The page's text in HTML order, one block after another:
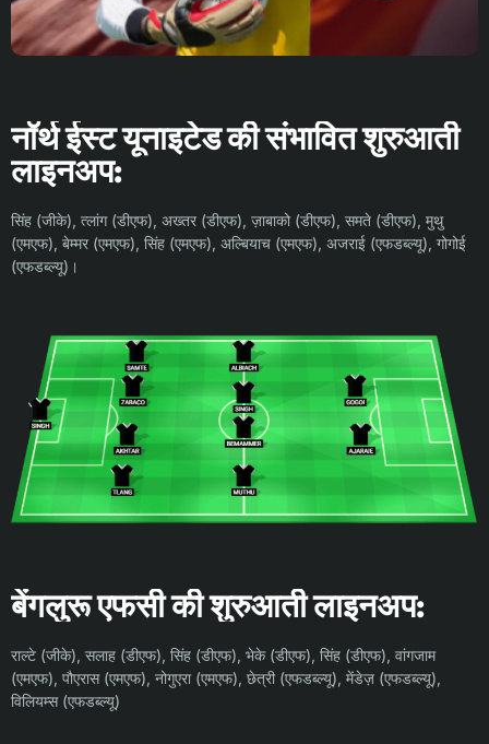
नॉर्थ ईस्ट यूनाइटेड की संभावित शुरुआती
लाइनअप:
सिंह (जीके), त्लांग (डीएफ), अख्तर (डीएफ), ज़ाबाको (डीएफ), समते (डीएफ), मुथु
(एमएफ), बेम्मर (एमएफ), सिंह (एमएफ), अल्बियाच (एमएफ), अजराई (एफडब्ल्यू), गोगोई
(एफडब्ल्यू)।
बेंगलुरू एफसी की शुरुआती लाइनअप:
राल्टे (जीके), सलाह (डीएफ), सिंह (डीएफ), भेके (डीएफ), सिंह (डीएफ), वांगजाम
(एमएफ), पौएरास (एमएफ), नोगुएरा (एमएफ), छेत्री (एफडब्ल्यू), मेंडेज़ (एफडब्ल्यू),
विलियम्स (एफडब्ल्यू)